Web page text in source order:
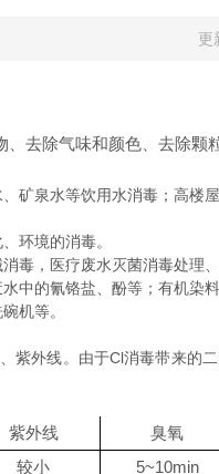
更
去除气味和颜色、去除
泉水等饮用水消毒；高楼屋
环境的消毒。
，医疗废水灭菌消毒处理、
的氰铬盐、酚等；有机染料
机等。
外线。由于Cl消毒带来的
紫外线
臭氧
较小
5~10min